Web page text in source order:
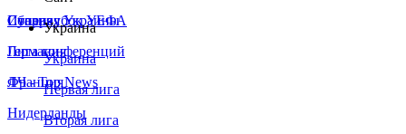
Сборная Украины
Италия
Германия
Франция
Нидерланды
Суперкубок УЕФА
Лига конференций
ЛЧ - Top News
Украина
Украина
Первая лига
Вторая лига